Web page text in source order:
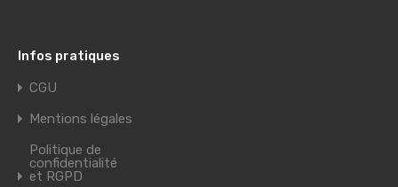
Infos pratiques
CGU
Mentions légales
Politique de
confidentialité
et RGPD